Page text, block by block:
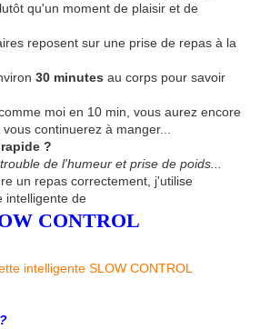
qu'un moment de plaisir et de
reposent sur une prise de repas à la
30 minutes au corps pour savoir
moi en 10 min, vous aurez encore
continuerez à manger...
?
de l'humeur et prise de poids...
un repas correctement, j'utilise
intelligente de
CONTROL